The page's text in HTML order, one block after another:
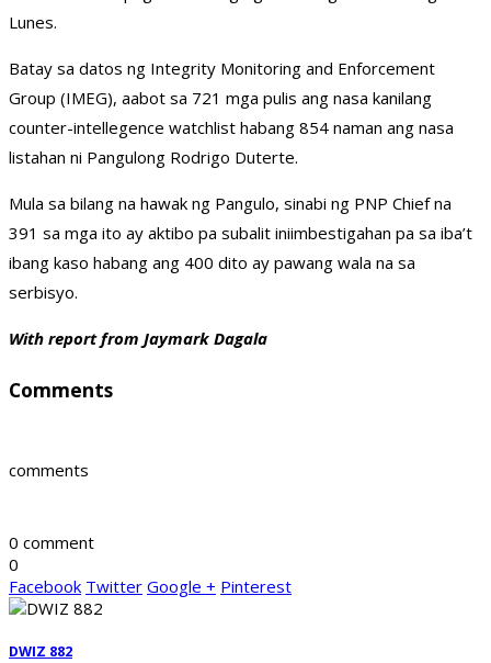
Lunes.
Batay sa datos ng Integrity Monitoring and Enforcement
Group (IMEG), aabot sa 721 mga pulis ang nasa kanilang
counter-intellegence watchlist habang 854 naman ang nasa
listahan ni Pangulong Rodrigo Duterte.
Mula sa bilang na hawak ng Pangulo, sinabi ng PNP Chief na
391 sa mga ito ay aktibo pa subalit iniimbestigahan pa sa iba’t
ibang kaso habang ang 400 dito ay pawang wala na sa
serbisyo.
With report from Jaymark Dagala
Comments
comments
0 comment
0
Facebook Twitter Google + Pinterest
DWIZ 882